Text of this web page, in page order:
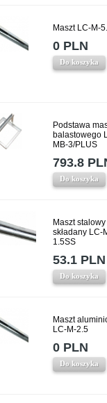
Maszt LC-M-
0 PLN
Do koszyka
Podstawa
balastowego
MB-3/PLUS
793.8
Do koszyka
Maszt stalowy
składany LC-
1.5SS
53.1 PLN
Do koszyka
Maszt
LC-M-2.5
0 PLN
Do koszyka